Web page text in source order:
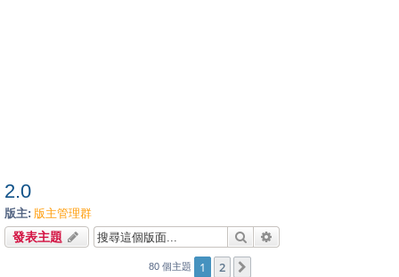
2.0
版主: 版主管理群
發表主題 搜尋
80 個主題 1 2